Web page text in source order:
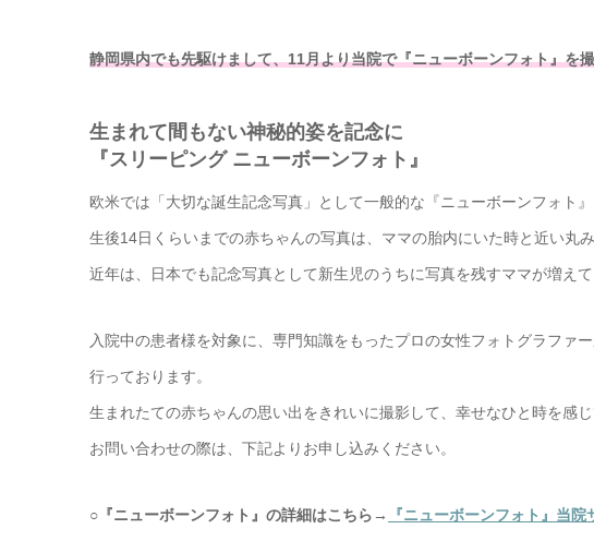
静岡県内でも先駆けまして、11月より当院で『ニューボーンフォト』を
生まれて間もない神秘的姿を記念に
『スリーピング ニューボーンフォト』
欧米では「大切な誕生記念写真」として一般的な『ニューボーンフォト』
生後14日くらいまでの赤ちゃんの写真は、ママの胎内にいた時と近い丸
近年は、日本でも記念写真として新生児のうちに写真を残すママが増えて
入院中の患者様を対象に、専門知識をもったプロの女性フォトグラファ
行っております。
生まれたての赤ちゃんの思い出をきれいに撮影して、幸せなひと時を感じ
お問い合わせの際は、下記よりお申し込みください。
○『ニューボーンフォト』の詳細はこちら→ 『ニューボーンフォト』当院